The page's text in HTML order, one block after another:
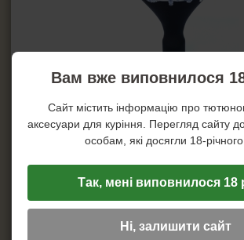
Ущільнювач під колбу
Вам вже виповнилося
Сайт містить інформацію про
аксесуари для куріння. Перегляд сайту
особам, які досягли 18-річного
Так, мені виповнилося 18
Ні, залишити сайт